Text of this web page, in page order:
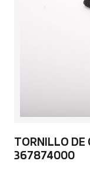
TORNILLO
367874000